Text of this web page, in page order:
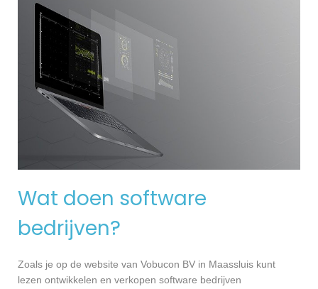
Wat doen software
bedrijven?
Zoals je op de website van Vobucon BV in Maassluis kunt
lezen ontwikkelen en verkopen software bedrijven